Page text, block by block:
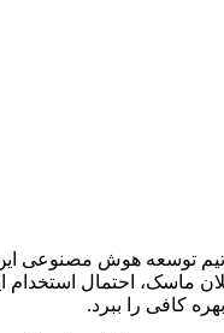
ماسک، احتمال
کافی را ببرد.